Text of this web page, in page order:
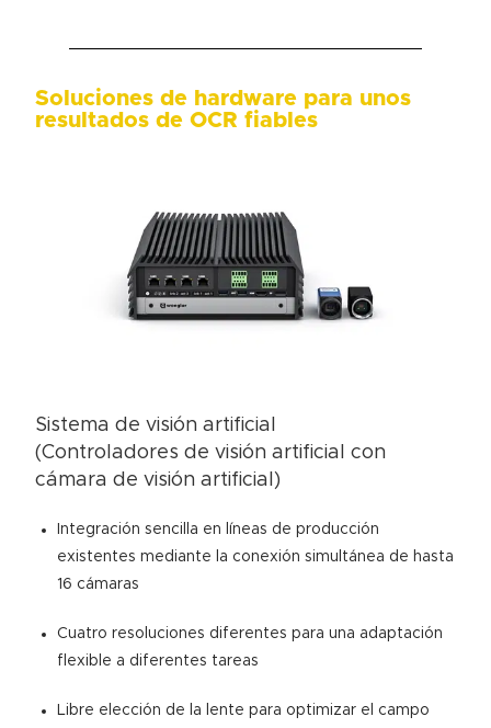
Soluciones de hardware para unos
resultados de OCR fiables
Sistema de visión artificial
(Controladores de visión artificial con
cámara de visión artificial)
Integración sencilla en líneas de producción
existentes mediante la conexión simultánea de hasta
16 cámaras
Cuatro resoluciones diferentes para una adaptación
flexible a diferentes tareas
Libre elección de la lente para optimizar el campo